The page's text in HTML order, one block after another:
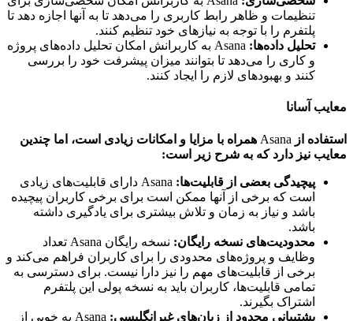
تنظیمات و ظاهر رابط کاربری را می‌دهد تا به آنها اجازه دهد تا
پلتفرم را با توجه به نیازهای خود تنظیم کنند.
تحلیل داده‌ها :
Asana به کاربرانش امکان تحلیل داده‌های پروژه
و کاری را می‌دهد تا بتوانند میزان پیشرفت خود را بررسی
کنند و بهبودهای لازم را ایجاد کنند.
آسانا
ازAsanaهمراه با مزایا و امکانات زیادی است، اما چندین
نیز دارد که به شرح زیر است
:
پیچیدگی بعضی از قابلیت‌ها:
Asana دارای قابلیت‌های زیادی
است که برخی از آنها ممکن است برای برخی کاربران پیچیده
باشد و نیاز به زمان و تلاش بیشتری برای یادگیری داشته
باشد.
محدودیت‌های نسخه رایگان :
نسخه رایگان Asana تعداد
وظایف و پروژه‌های محدودی را برای کاربران فراهم می‌کند و
برخی از قابلیت‌های مهم را نیز دارا نیست. برای دسترسی به
تمامی قابلیت‌ها، کاربران باید به نسخه پولی این پلتفرم
اشتراک بگیرند.
پشتیبانی محدود از زبان‌های غیرانگلیسی:
Asana به خوبی از